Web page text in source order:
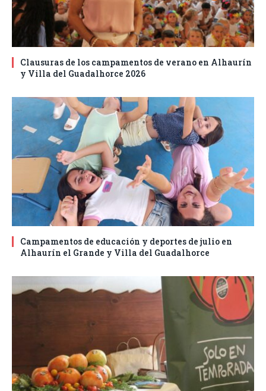
Clausuras de los campamentos de verano en Alhaurín
y Villa del Guadalhorce 2026
Campamentos de educación y deportes de julio en
Alhaurín el Grande y Villa del Guadalhorce